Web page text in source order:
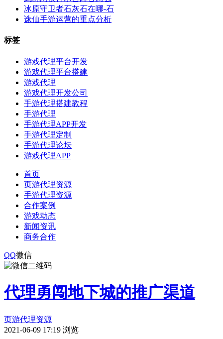
冰原守卫者石灰石在哪-石
诛仙手游运营的重点分析
标签
游戏代理平台开发
游戏代理平台搭建
游戏代理
游戏代理开发公司
手游代理搭建教程
手游代理
手游代理APP开发
手游代理定制
手游代理论坛
游戏代理APP
首页
页游代理资源
手游代理资源
合作案例
游戏动态
新闻资讯
商务合作
QQ微信
代理勇闯地下城的推广渠道
页游代理资源
2021-06-09 17:19 浏览